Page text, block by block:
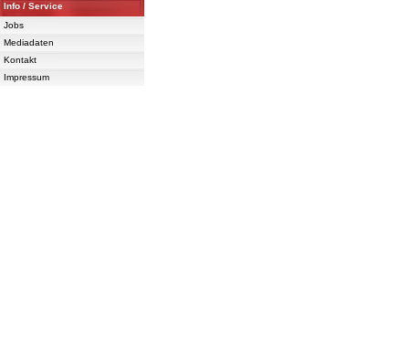
Info / Service
Jobs
Mediadaten
Kontakt
Impressum